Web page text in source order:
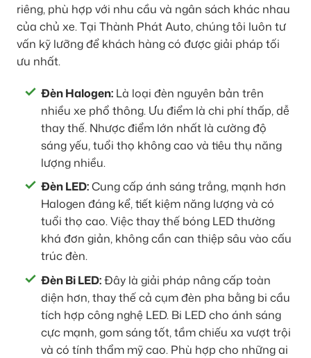
riêng, phù hợp với nhu cầu và ngân sách khác nhau
của chủ xe. Tại Thành Phát Auto, chúng tôi luôn tư
vấn kỹ lưỡng để khách hàng có được giải pháp tối
ưu nhất.
Đèn Halogen: Là loại đèn nguyên bản trên
nhiều xe phổ thông. Ưu điểm là chi phí thấp, dễ
thay thế. Nhược điểm lớn nhất là cường độ
sáng yếu, tuổi thọ không cao và tiêu thụ năng
lượng nhiều.
Đèn LED:Cung cấp ánh sáng trắng, mạnh hơn
Halogen đáng kể, tiết kiệm năng lượng và có
tuổi thọ cao. Việc thay thế bóng LED thường
khá đơn giản, không cần can thiệp sâu vào cấu
trúc đèn.
Đèn Bi LED:Đây là giải pháp nâng cấp toàn
diện hơn, thay thế cả cụm đèn pha bằng bi cầu
tích hợp công nghệ LED. Bi LED cho ánh sáng
cực mạnh, gom sáng tốt, tầm chiếu xa vượt trội
và có tính thẩm mỹ cao. Phù hợp cho những ai